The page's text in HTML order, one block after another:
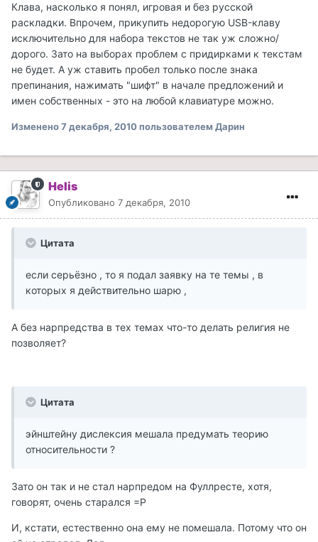
Клава, насколько я понял, игровая и без русской
раскладки. Впрочем, прикупить недорогую USB-клаву
исключительно для набора текстов не так уж сложно/
дорого. Зато на выборах проблем с придирками к текстам
не будет. А уж ставить пробел только после знака
препинания, нажимать "шифт" в начале предложений и
имен собственных - это на любой клавиатуре можно.
Изменено7 декабря, 2010пользователем Дарин
Helis
Опубликовано 7 декабря, 2010
Цитата
если серьёзно , то я подал заявку на те темы , в
которых я действительно шарю ,
А без нарпредства в тех темах что-то делать религия не
позволяет?
Цитата
эйнштейну дислексия мешала предумать теорию
относительности ?
Зато он так и не стал нарпредом на Фуллресте, хотя,
говорят, очень старался =Р
И, кстати, естественно она ему не помешала. Потому что он